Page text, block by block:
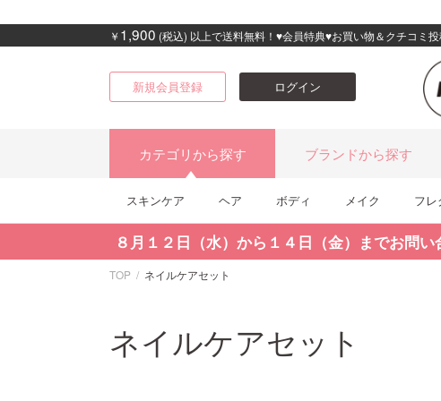
￥ 1,900 (税込) 以上で送料無料！♥会員特典♥お買い物＆クチコミ
新規会員登録 ログイン
カテゴリから探す ブランドから探す
スキンケア ヘア ボディ メイク フレ
８月１２日（水）から１４日（金）までお問
TOP ネイルケアセット
ネイルケアセット